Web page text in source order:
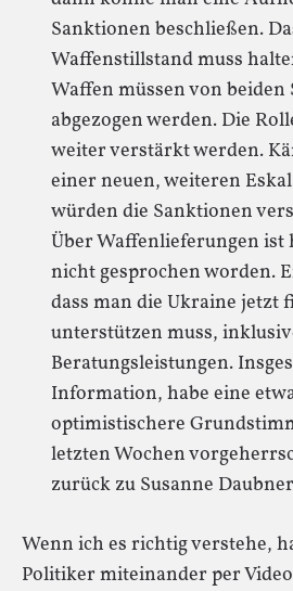
Sanktionen beschließen.
Waffenstillstand muss
Waffen müssen von beiden
abgezogen werden. Die
weiter verstärkt werden.
einer neuen, weiteren
würden die Sanktionen
Über Waffenlieferungen ist
nicht gesprochen worden.
dass man die Ukraine jetzt
unterstützen muss,
Beratungsleistungen.
Information, habe eine
optimistischere
letzten Wochen
zurück zu Susanne
Wenn ich es richtig verstehe,
Politiker miteinander per